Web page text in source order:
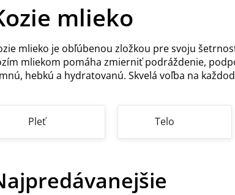
mlieko
mlieko je obľúbenou zložkou pre svoju
mliekom pomáha zmierniť podráždenie,
hebkú a hydratovanú. Skvelá voľba na
Pleť Telo